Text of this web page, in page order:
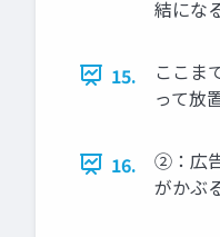
結にな
15.
ここま
って放
16.
②：広
がかぶ